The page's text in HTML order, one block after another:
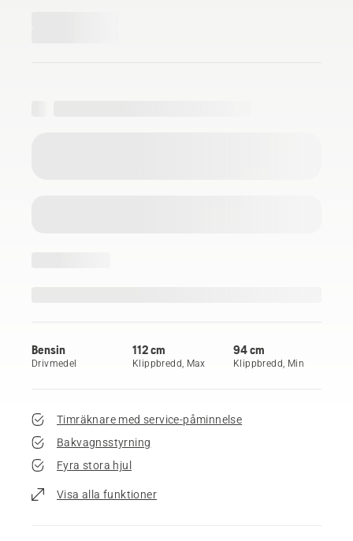
Bensin
Drivmedel
112 cm
Klippbredd, Max
94 cm
Klippbredd, Min
Timräknare med service-påminnelse
Bakvagnsstyrning
Fyra stora hjul
Visa alla funktioner